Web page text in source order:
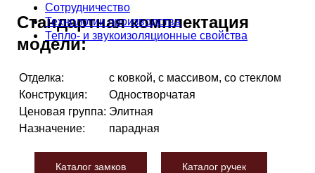
Сотрудничество
Технологии производства
Тепло- и звукоизоляционные свойства
Стандартная комплектация
модели:
Отделка:
с ковкой, с массивом, со стеклом
Конструкция:
Одностворчатая
Ценовая группа: Элитная
Назначение:
парадная
Каталог замков Каталог ручек